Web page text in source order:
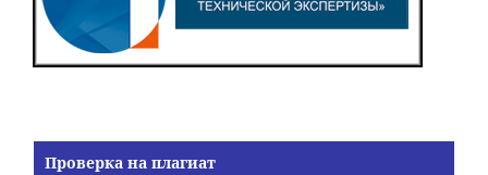
Проверка на плагиат